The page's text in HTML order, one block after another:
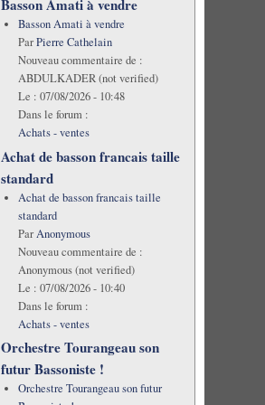
Basson Amati à vendre
Basson Amati à vendre
ParPierre Cathelain
Nouveau commentaire de :
ABDULKADER (not verified)
Le : 07/08/2026 - 10:48
Dans le forum :
Achats - ventes
Achat de basson francais taille
standard
Achat de basson francais taille
standard
ParAnonymous
Nouveau commentaire de :
Anonymous (not verified)
Le : 07/08/2026 - 10:40
Dans le forum :
Achats - ventes
Orchestre Tourangeau son
futur Bassoniste !
Orchestre Tourangeau son futur